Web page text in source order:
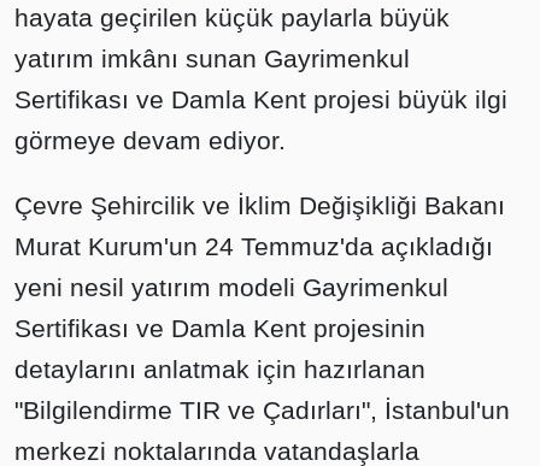
hayata geçirilen küçük paylarla büyük
yatırım imkânı sunan Gayrimenkul
Sertifikası ve Damla Kent projesi büyük ilgi
görmeye devam ediyor.
Çevre Şehircilik ve İklim Değişikliği Bakanı
Murat Kurum'un 24 Temmuz'da açıkladığı
yeni nesil yatırım modeli Gayrimenkul
Sertifikası ve Damla Kent projesinin
detaylarını anlatmak için hazırlanan
"Bilgilendirme TIR ve Çadırları", İstanbul'un
merkezi noktalarında vatandaşlarla